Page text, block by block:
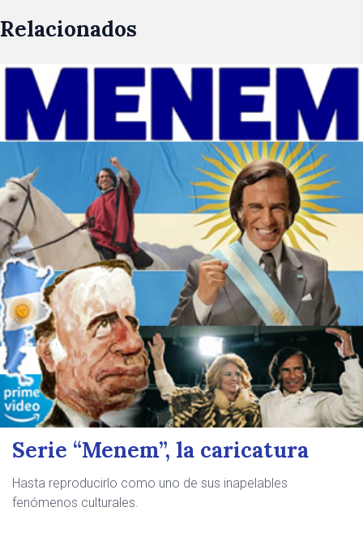
Relacionados
Serie “Menem”, la caricatura
Hasta reproducirlo como uno de sus inapelables
fenómenos culturales.